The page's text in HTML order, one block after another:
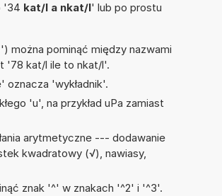
'34 kat/l a nkat/l' lub po prostu
pominąć między nazwami
'78 kat/l ile to nkat/l'.
oznacza 'wykładnik'.
'u', na przykład uPa zamiast
arytmetyczne --- dodawanie
kwadratowy (√), nawiasy,
znak '^' w znakach '^2' i '^3'.